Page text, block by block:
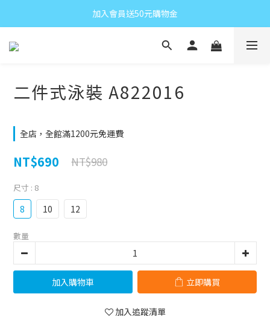
加入會員送50元購物金
二件式泳裝 A822016
全店，全館滿1200元免運費
NT$690 NT$980
尺寸 : 8
8 10 12
數量
加入購物車 立即購買
加入追蹤清單